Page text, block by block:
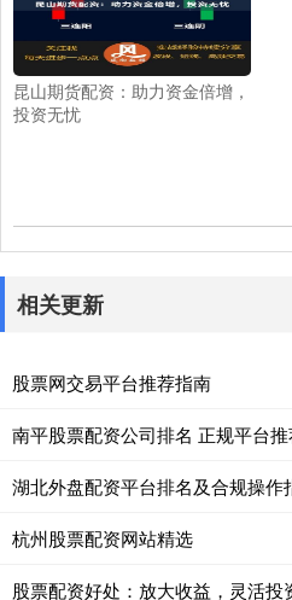
昆山期货配资：助力资金倍增，
投资无忧
相关更新
股票网交易平台推荐指南
南平股票配资公司排名 正规平台
湖北外盘配资平台排名及合规操作
杭州股票配资网站精选
股票配资好处：放大收益，灵活投